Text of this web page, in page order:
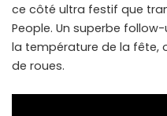
ce côté ultra festif que
People. Un superbe
la température de la fête,
de roues.